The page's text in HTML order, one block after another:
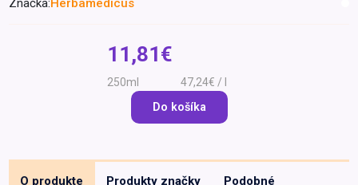
poukazy
Drogéria a kozmetika
Domácnosť a kancelária
Značka:Herbamedicus
11,81€
250ml 47,24€ / l
Do košíka
O produkte Produkty značky Podobné